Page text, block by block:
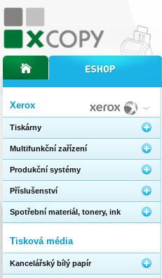
Xerox
Tiskárny
Multifunkční zařízení
Produkční systémy
Příslušenství
Spotřební materiál, tonery, ink
Tisková média
Kancelářský bílý papír
úvodní stránka xcopyinternetový obchod xcopy